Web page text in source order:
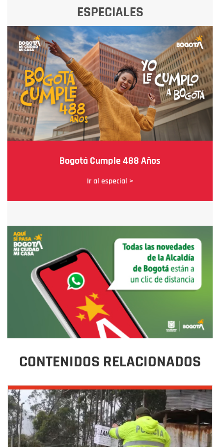
ESPECIALES
Bogotá Cumple 488 Años
Ir al especial >
CONTENIDOS RELACIONADOS